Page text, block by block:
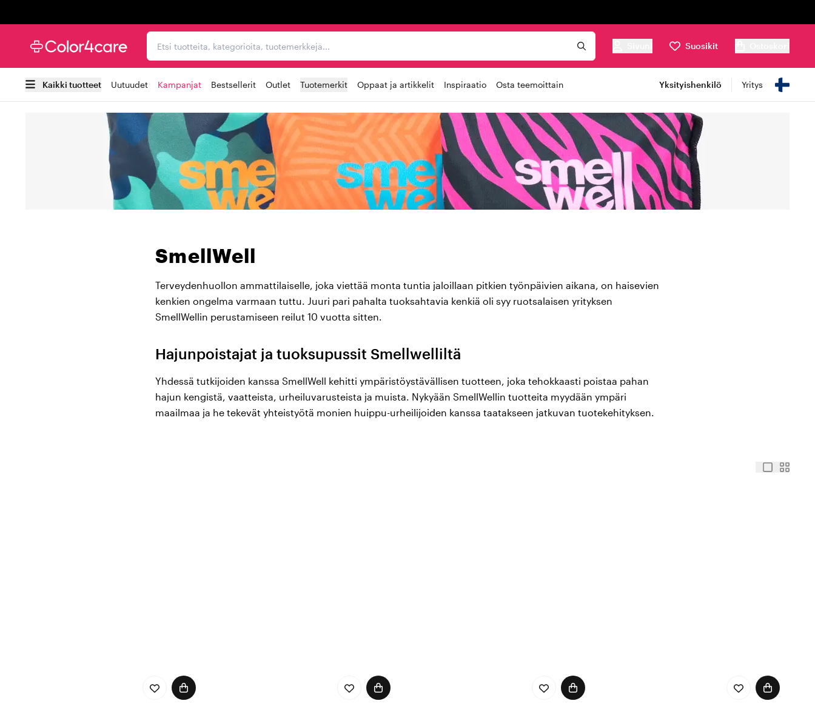
Etsi tuotteita, kategorioita, tuotemerkkejä...
Suosikit
Kaikki tuotteet Uutuudet Kampanjat Bestsellerit Outlet Tuotemerkit Oppaat ja artikkelit Inspiraatio Osta teemoittain Yksityishenkilö Yritys
SmellWell
Terveydenhuollon ammattilaiselle, joka viettää monta tuntia jaloillaan pitkien työnpäivien aikana, on haisevien
kenkien ongelma varmaan tuttu. Juuri pari pahalta tuoksahtavia kenkiä oli syy ruotsalaisen yrityksen
SmellWellin perustamiseen reilut 10 vuotta sitten.
Hajunpoistajat ja tuoksupussit Smellwelliltä
Yhdessä tutkijoiden kanssa SmellWell kehitti ympäristöystävällisen tuotteen, joka tehokkaasti poistaa pahan
hajun kengistä, vaatteista, urheiluvarusteista ja muista. Nykyään SmellWellin tuotteita myydään ympäri
maailmaa ja he tekevät yhteistyötä monien huippu-urheilijoiden kanssa taatakseen jatkuvan tuotekehityksen.